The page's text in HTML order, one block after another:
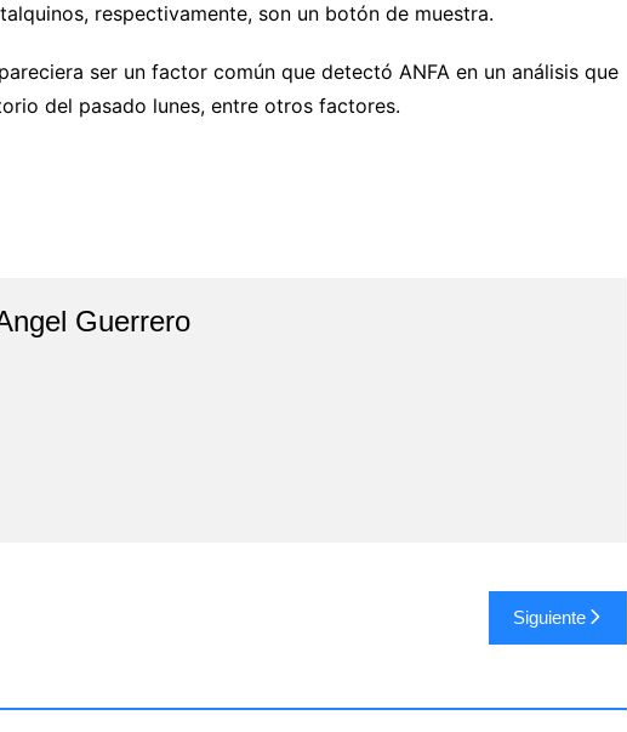
respectivamente, son un botón de muestra.
ser un factor común que detectó ANFA en un análisis que
del pasado lunes, entre otros factores.
Guerrero
Siguiente